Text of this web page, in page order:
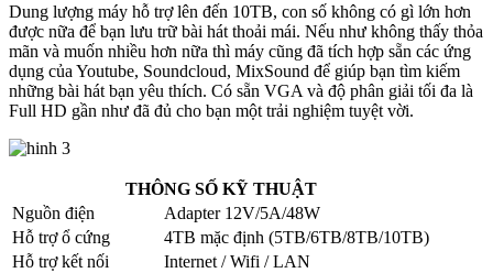
Dung lượng máy hỗ trợ lên đến 10TB, con số không có gì lớn hơn
được nữa để bạn lưu trữ bài hát thoải mái. Nếu như không thấy thỏa
mãn và muốn nhiều hơn nữa thì máy cũng đã tích hợp sẵn các ứng
dụng của Youtube, Soundcloud, MixSound để giúp bạn tìm kiếm
những bài hát bạn yêu thích. Có sẵn VGA và độ phân giải tối đa là
Full HD gần như đã đủ cho bạn một trải nghiệm tuyệt vời.
THÔNG SỐ KỸ THUẬT
Nguồn điện
Adapter 12V/5A/48W
Hỗ trợ ổ cứng
4TB mặc định (5TB/6TB/8TB/10TB)
Hỗ trợ kết nối
Internet / Wifi / LAN